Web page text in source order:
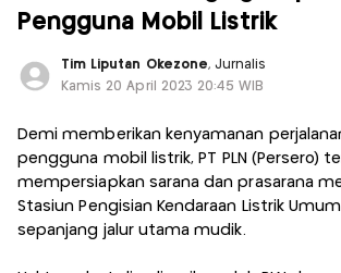
Pengguna Mobil Listrik
Tim Liputan Okezone, Jurnalis
Kamis 20 April 2023 20:45 WIB
Demi memberikan kenyamanan
pengguna mobil listrik, PT PLN (Persero)
mempersiapkan sarana dan prasarana
Stasiun Pengisian Kendaraan Listrik Umum
sepanjang jalur utama mudik.